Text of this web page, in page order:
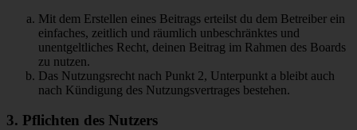
Mit dem Erstellen eines Beitrags erteilst du dem Betreiber ein
einfaches, zeitlich und räumlich unbeschränktes und
unentgeltliches Recht, deinen Beitrag im Rahmen des Boards
zu nutzen.
Das Nutzungsrecht nach Punkt 2, Unterpunkt a bleibt auch
nach Kündigung des Nutzungsvertrages bestehen.
3. Pflichten des Nutzers